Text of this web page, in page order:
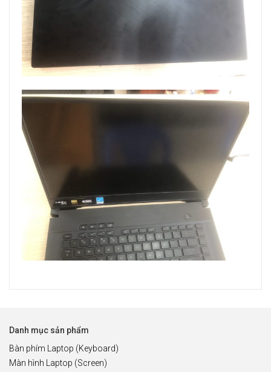
Danh mục sản phẩm
Bàn phím Laptop (Keyboard)
Màn hình Laptop (Screen)